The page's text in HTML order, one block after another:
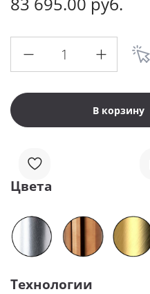
В корзину
Цвета
Технологии